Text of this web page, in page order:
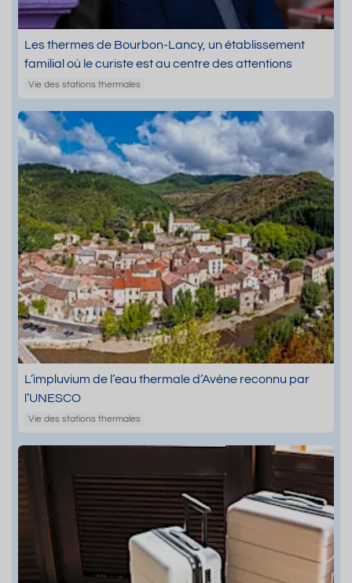
Les thermes de Bourbon-Lancy, un établissement
familial où le curiste est au centre des attentions
Vie des stations thermales
L’impluvium de l’eau thermale d’Avène reconnu par
l’UNESCO
Vie des stations thermales